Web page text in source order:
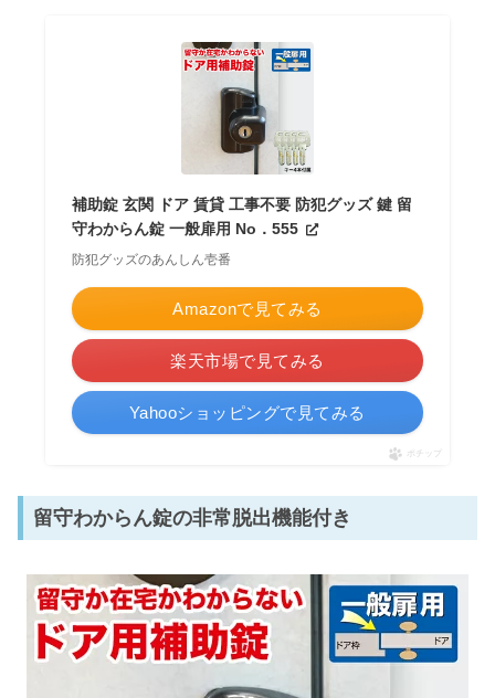
補助錠 玄関 ドア 賃貸 工事不要 防犯グッズ 鍵 留
守わからん錠 一般扉用 No．555
防犯グッズのあんしん壱番
Amazonで見てみる
楽天市場で見てみる
Yahooショッピングで見てみる
ポチップ
留守わからん錠の非常脱出機能付き